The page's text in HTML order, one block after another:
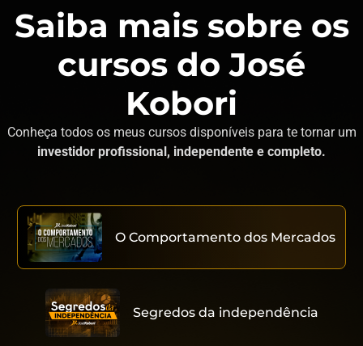
Saiba mais sobre os
cursos do José
Kobori
Conheça todos os meus cursos disponíveis para te tornar um
investidor profissional, independente e completo.
O Comportamento dos Mercados
Segredos da independência